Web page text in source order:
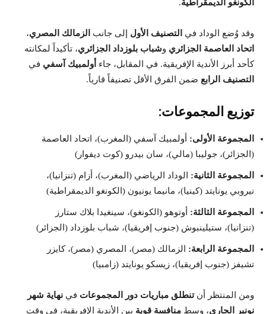
الكونغو الديمقراطية.
وقد وُضع الوداد في التصنيف الأول إلى جانب الزمالك المصري،
اتحاد العاصمة الجزائري وشباب بلوزداد الجزائري، تأكيداً لمكانته
كأحد أبرز الأندية الإفريقية. في المقابل، جاء أولمبيك آسفي في
التصنيف الرابع ضمن الفرق الأقل تصنيفاً قارياً.
توزيع المجموعات:
المجموعة الأولى: أولمبيك آسفي (المغرب)، اتحاد العاصمة
(الجزائر)، جوليبا (مالي)، سان بيدرو (كوت ديفوار)
المجموعة الثانية: الوداد الرياضي (المغرب)، أزام (تنزانيا)،
نيروبي يونايتد (كينيا)، مانيما يونيون (الكونغو الديمقراطية)
المجموعة الثالثة: أوتوهو (الكونغو)، سينغيدا بلاك ستارز
(تنزانيا)، ستيلينبوش (جنوب إفريقيا)، شباب بلوزداد (الجزائر)
المجموعة الرابعة: الزمالك (مصر)، المصري (مصر)، كايزر
تشيفز (جنوب إفريقيا)، زيسكو يونايتد (زامبيا)
ومن المنتظر أنتنطلق مباريات دور المجموعات في نهاية شهر
نونبر الجاري، وسط منافسة قوية بين الأندية الإفريقية، في وقت